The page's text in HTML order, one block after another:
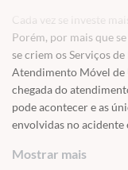
Cada vez se investe
Porém, por mais que
se criem os Serviços
Atendimento Móvel de
chegada do
pode acontecer e as
envolvidas no acidente
principalmente o que
Mostrar mais